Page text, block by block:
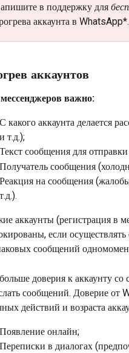
в поддержку для
аккаунта в WhatsApp*.
аккаунтов
важно:
С какого аккаунта делается
и т.д.);
Текст сообщения для
Получатель сообщения
Реакция на сообщения
т.д.).
аккаунты (регистрация в
если
сообщений
доверия к аккаунту
сообщений. Доверие от
действий и возраста
Появление онлайн;
Переписки в диалогах